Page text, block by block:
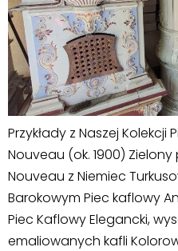
Przykłady z Naszej
Nouveau (ok. 1900)
Nouveau z Niemiec
Barokowym Piec kaflowy
Piec Kaflowy Elegancki,
emaliowanych kafli